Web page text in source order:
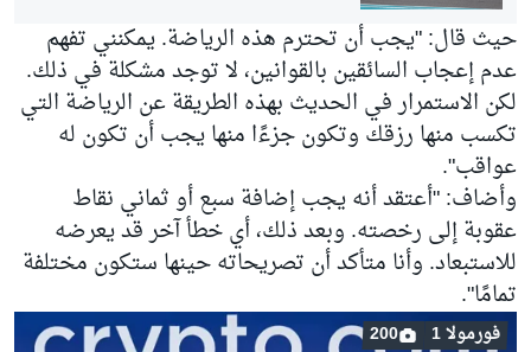
حيث قال: "يجب أن تحترم هذه الرياضة. يمكنني تفهم
عدم إعجاب السائقين بالقوانين، لا توجد مشكلة في ذلك.
لكن الاستمرار في الحديث بهذه الطريقة عن الرياضة التي
تكسب منها رزقك وتكون جزءًا منها يجب أن تكون له
عواقب".
وأضاف: "أعتقد أنه يجب إضافة سبع أو ثماني نقاط
عقوبة إلى رخصته. وبعد ذلك، أي خطأ آخر قد يعرضه
للاستبعاد. وأنا متأكد أن تصريحاته حينها ستكون مختلفة
تمامًا".
فورمولا 1 200